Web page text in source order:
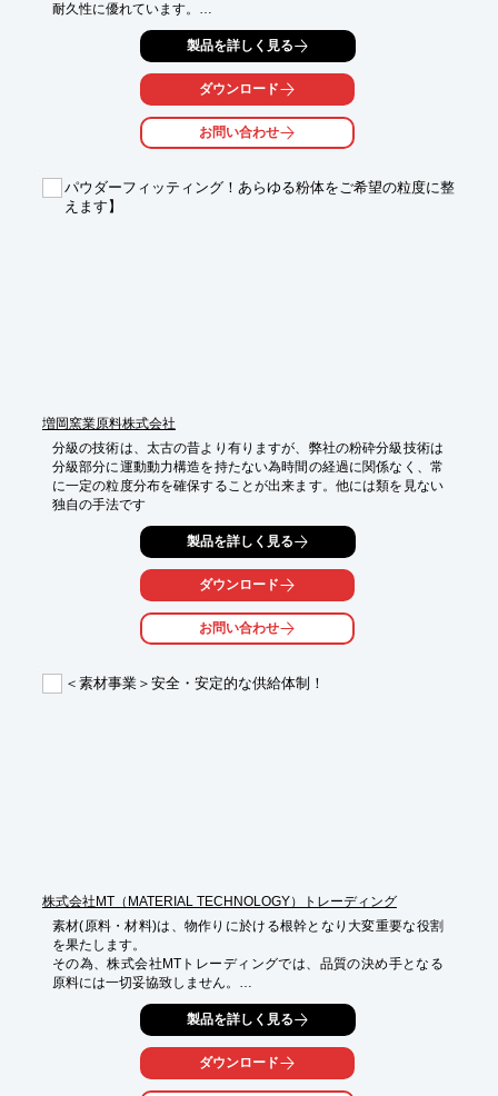
耐久性に優れています。
溶解炉から搬送炉への給湯、搬送炉から保持炉への給湯、残湯汲
出し、溶解炉内の循環撹拌等の用途に最適です。
○駆動部、強制弁がなく不活性ガスの加圧操作のみで溶湯を吐出
○溶湯浸漬部分には耐熱衝撃性に優れるニカセラコを使用
→溶融金属に濡れにくく、浸蝕されないので耐久性に優れている
さい。
製品を詳しく見る
ダウンロード
お問い合わせ
パウダーフィッティング！あらゆる粉体をご希望の粒度に整
えます】
増岡窯業原料株式会社
分級の技術は、太古の昔より有りますが、弊社の粉砕分級技術は
分級部分に運動動力構造を持たない為時間の経過に関係なく、常
に一定の粒度分布を確保することが出来ます。他には類を見ない
独自の手法です
製品を詳しく見る
ダウンロード
お問い合わせ
＜素材事業＞安全・安定的な供給体制！
株式会社MT（MATERIAL TECHNOLOGY）トレーディング
素材(原料・材料)は、物作りに於ける根幹となり大変重要な役割
を果たします。
その為、株式会社MTトレーディングでは、品質の決め手となる
原料には一切妥協致しません。
品質や供給の安定性等、独自の審査検査基準をクリアーした製品
サンプリング・パイトロットスケール・トライアルなどを経て、
確実に安全・安定的な供給体制を整えています。
製品を詳しく見る
ダウンロード